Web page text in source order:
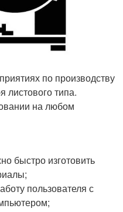
по производству
листового типа.
на любом
быстро изготовить
пользователя с